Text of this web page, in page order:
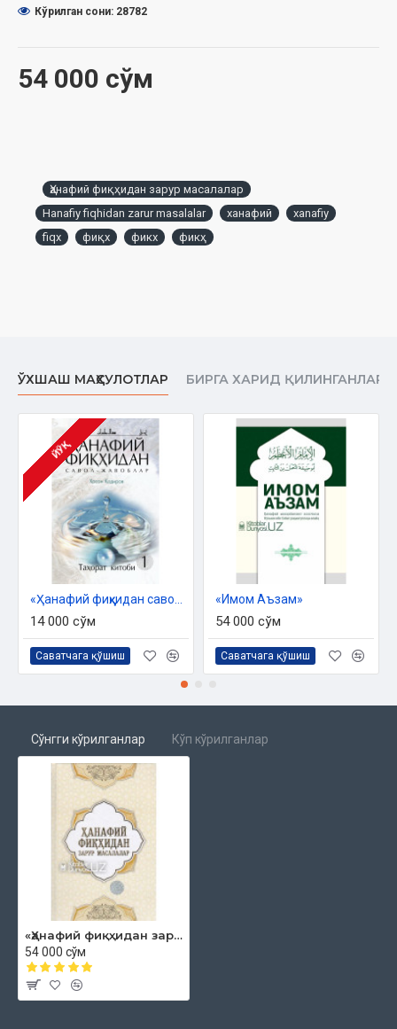
54 000 сўм
Кўрилган сони: 28782
Ҳанафий фиқҳидан зарур масалалар
Hanafiy fiqhidan zarur masalalar
ханафий
xanafiy
fiqx
фиқх фикх фикҳ
ЎХШАШ МАҲСУЛОТЛАР БИРГА ХАРИД ҚИЛИНГАНЛАР
ЙЎҚ
14 000 сўм
Саватчага қўшиш
«Имом Аъзам»
54 000 сўм
Саватчага қўшиш
Сўнгги кўрилганлар Кўп кўрилганлар
«Ҳанафий фиқҳидан зарур масалалар»
54 000 сўм